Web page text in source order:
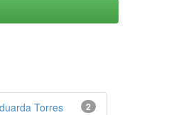
2
Torres